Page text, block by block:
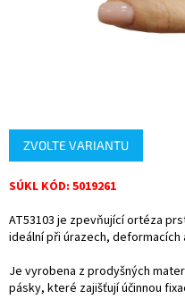
ZVOLTE VARIANTU
SÚKL KÓD: 5019261
AT53103 je zpevňující ortéza
ideální při úrazech, deformacích
Je vyrobena z prodyšných
pásky, které zajišťují účinnou